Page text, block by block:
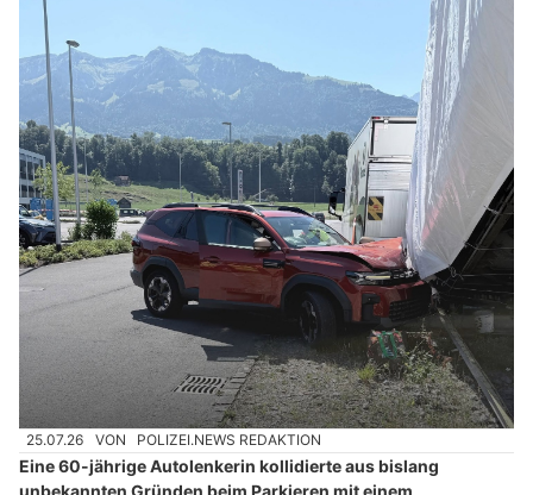
25.07.26 VON POLIZEI.NEWS REDAKTION
Eine 60-jährige Autolenkerin kollidierte aus bislang
unbekannten Gründen beim Parkieren mit einem